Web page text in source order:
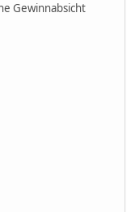
Gewinnabsicht